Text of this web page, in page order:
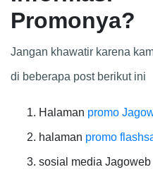
Promonya?
Jangan khawatir karena
di beberapa post berikut ini
Halaman promo
halaman promo
sosial media Jagoweb